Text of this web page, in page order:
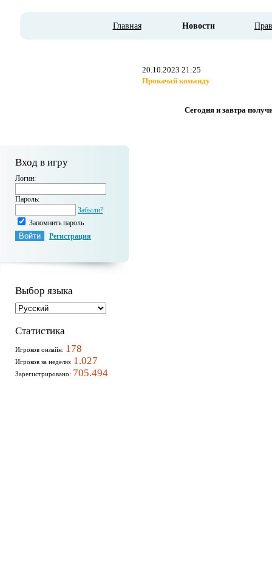
Главная Новости
Вход в игру
Логин:
Пароль:
Забыли?
Запомнить пароль
Регистрация
Выбор языка
Статистика
Игроков онлайн: 178
Игроков за неделю: 1.027
Зарегистрировано: 705.494
20.10.2023 21:25
Прокачай команду
Сегодня и завтра